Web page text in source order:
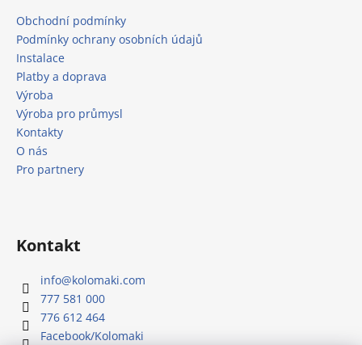
Obchodní podmínky
Podmínky ochrany osobních údajů
Instalace
Platby a doprava
Výroba
Výroba pro průmysl
Kontakty
O nás
Pro partnery
Kontakt
info@kolomaki.com
777 581 000
776 612 464
Facebook/Kolomaki